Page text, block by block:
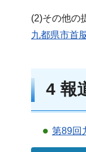
(2)その他の
九都県市首
4 報
第89回